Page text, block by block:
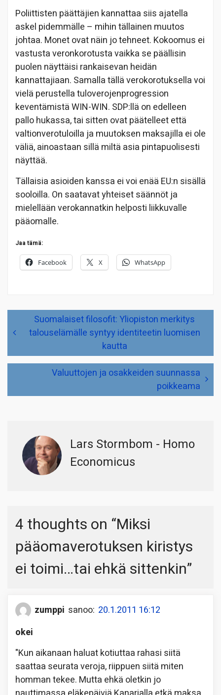
Poliittisten päättäjien kannattaa siis ajatella
askel pidemmälle – mihin tällainen muutos
johtaa. Monet ovat näin jo tehneet. Kokoomus ei
vastusta veronkorotusta vaikka se päällisin
puolen näyttäisi rankaisevan heidän
kannattajiaan. Samalla tällä verokorotuksella voi
vielä perustella tuloverojenprogression
keventämistä WIN-WIN. SDP:llä on edelleen
pallo hukassa, tai sitten ovat päätelleet että
valtionverotuloilla ja muutoksen maksajilla ei ole
väliä, ainoastaan sillä miltä asia pintapuolisesti
näyttää.
Tällaisia asioiden kanssa ei voi enää EU:n sisällä
sooloilla. On saatavat yhteiset säännöt ja
mielellään verokannatkin helposti liikkuvalle
pääomalle.
Jaa tämä:
Facebook X WhatsApp
ArtikkelienSuomalaiset filosofit: Yliopiston merkitys
talouselämälle syntyy identiteetin luomisen
kautta
Valuuttojen ja osakkeiden suunnassa
poikkeama
Lars Stormbom - Homo
Economicus
4 thoughts on “Miksi
pääomaverotuksen kiristys
ei toimi…tai ehkä sittenkin”
zumppi sanoo: 20.1.2011 16:12
okei
"Kun aikanaan haluat kotiuttaa rahasi siitä
saattaa seurata veroja, riippuen siitä miten
homman tekee. Mutta ehkä oletkin jo